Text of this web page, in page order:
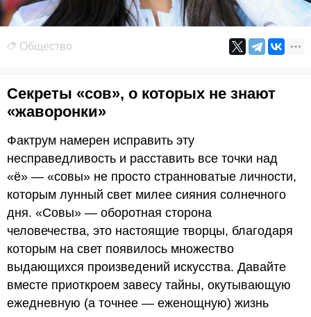
Общество
Секреты «сов», о которых не знают
«жаворонки»
Фактрум намерен исправить эту
несправедливость и расставить все точки над
«ё» — «совы» не просто странноватые личности,
которым лунный свет милее сияния солнечного
дня. «Совы» — оборотная сторона
человечества, это настоящие творцы, благодаря
которым на свет появилось множество
выдающихся произведений искусства. Давайте
вместе приоткроем завесу тайны, окутывающую
ежедневную (а точнее — еженощную) жизнь